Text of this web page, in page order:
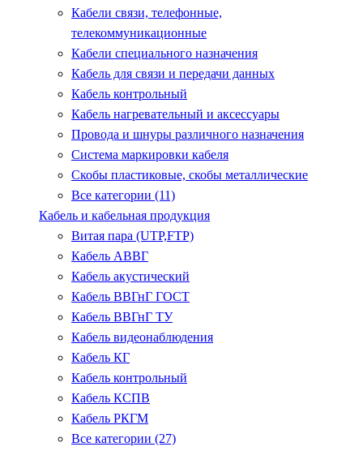
Кабели связи, телефонные,
телекоммуникационные
Кабели специального назначения
Кабель для связи и передачи данных
Кабель контрольный
Кабель нагревательный и аксессуары
Провода и шнуры различного назначения
Система маркировки кабеля
Скобы пластиковые, скобы металлические
Все категории (11)
Кабель и кабельная продукция
Витая пара (UTP,FTP)
Кабель АВВГ
Кабель акустический
Кабель ВВГнГ ГОСТ
Кабель ВВГнГ ТУ
Кабель видеонаблюдения
Кабель КГ
Кабель контрольный
Кабель КСПВ
Кабель РКГМ
Все категории (27)